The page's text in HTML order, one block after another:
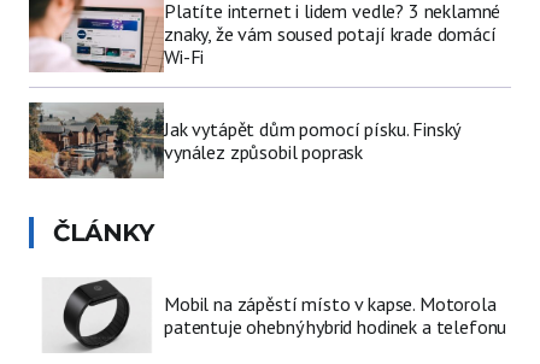
Platíte internet i lidem vedle? 3 neklamné
znaky, že vám soused potají krade domácí
Wi-Fi
Jak vytápět dům pomocí písku. Finský
vynález způsobil poprask
ČLÁNKY
Mobil na zápěstí místo v kapse. Motorola
patentuje ohebný hybrid hodinek a telefonu